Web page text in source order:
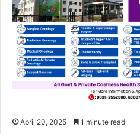
April 20, 2025 1 minute read